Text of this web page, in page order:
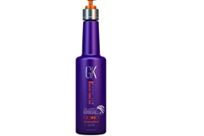
podría aparecer un leve tinte violeta
instrucciones del fabricante y realiza
¿Puedo usar champú morado en
El champú morado está diseñado
decolorados, con mechas o canas.